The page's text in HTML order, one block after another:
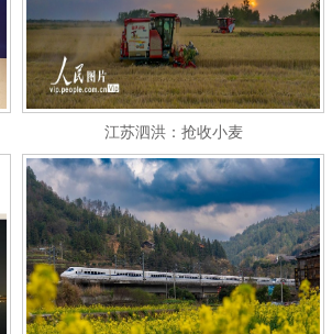
江苏泗洪：抢收小麦